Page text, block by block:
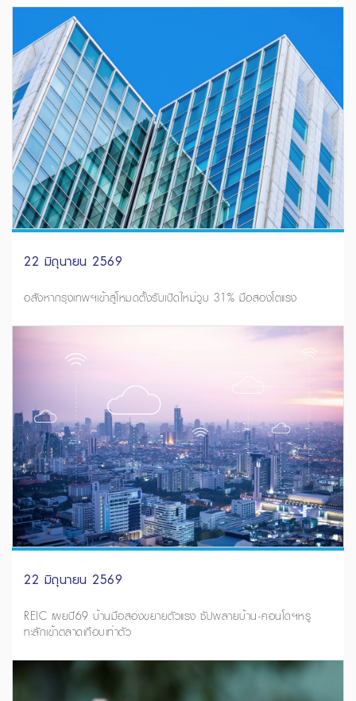
22 มิถุนายน 2569
อสังหากรุงเทพฯเข้าสู่โหมดตั้งรับเปิดใหม่วูบ 31% มือสองโตแรง
22 มิถุนายน 2569
REIC เผยปี69 บ้านมือสองขยายตัวแรง ซัปพลายบ้าน-คอนโดฯหรู
ทะลักเข้าตลาดเกือบเท่าตัว